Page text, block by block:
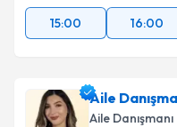
15:00
16:00
Aile
Aile Danışmanı